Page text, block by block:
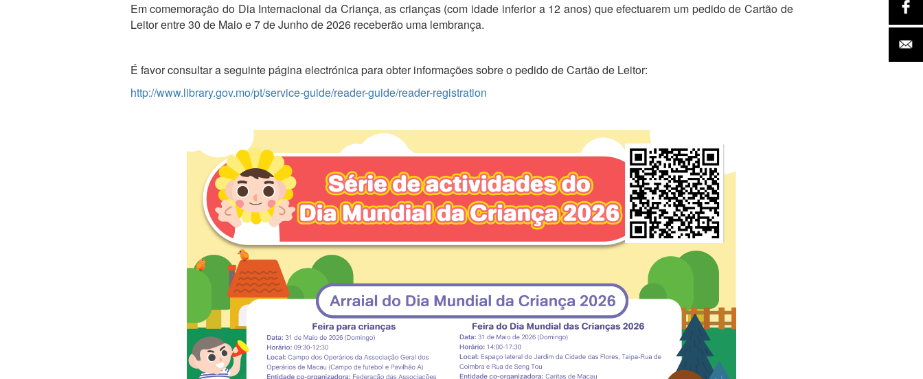
Em comemoração do Dia Internacional da Criança, as crianças (com idade inferior a 12 anos) que efectuarem um pedido de Cartão de
Leitor entre 30 de Maio e 7 de Junho de 2026 receberão uma lembrança.
É favor consultar a seguinte página electrónica para obter informações sobre o pedido de Cartão de Leitor:
http://www.library.gov.mo/pt/service-guide/reader-guide/reader-registration